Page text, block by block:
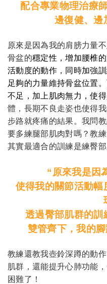
配合專業物理治療
邊復健、邊
原來是因為我的肩膀力量
骨盆的穩定性，增加腰椎
活動度的動作，同時加強
足夠的力量維持骨盆位置
不足，加上肌肉無力，使
體，長期不良走姿也使得
步路就疼痛的結果。我問
要多練腿部肌肉對嗎？教
其實最適合的訓練是練臀部
“ 原來我是因
使得我的關節活動
透過臀部肌群的訓
雙管齊下，我的
教練還教我壺鈴深蹲的動
肌群，還能提升心肺功能
困難了！